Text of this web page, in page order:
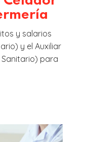
y salarios
y el Auxiliar
Sanitario) para